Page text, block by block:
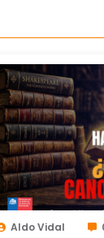
Aldo Vidal